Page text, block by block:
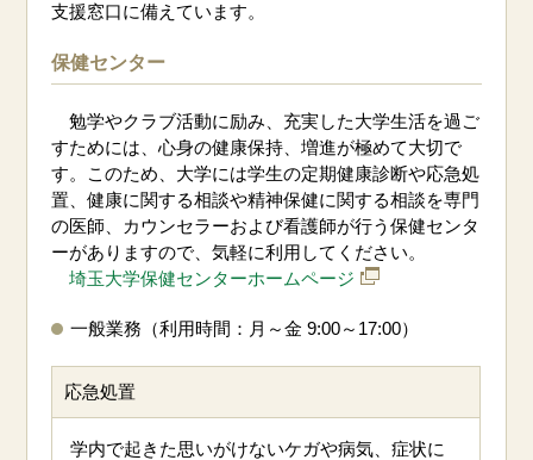
支援窓口に備えています。
保健センター
勉学やクラブ活動に励み、充実した大学生活を過ご
すためには、心身の健康保持、増進が極めて大切で
す。このため、大学には学生の定期健康診断や応急処
置、健康に関する相談や精神保健に関する相談を専門
の医師、カウンセラーおよび看護師が行う保健センタ
ーがありますので、気軽に利用してください。
埼玉大学保健センターホームページ
一般業務（利用時間：月～金 9:00～17:00）
応急処置
学内で起きた思いがけないケガや病気、症状に